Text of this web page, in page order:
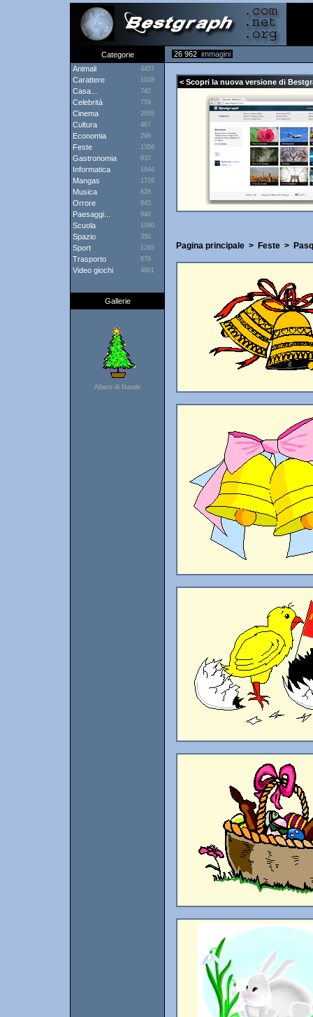
Categorie 26 962 immagini
Animali
4457
Carattere 1038
Casa... 742
Celebrità 759
Cinema 2955
Cultura 467
Economia 296
Feste 1356
Gastronomia 837
Informatica 1644
Mangas 1726
Musica 828
Orrore 645
Paesaggi... 940
Scuola 1080
Spazio 350
Sport 1265
Trasporto 976
Video giochi 4601
Gallerie
Albero di Natale
< Scopri la nuova versione di
Pagina principale > Feste >